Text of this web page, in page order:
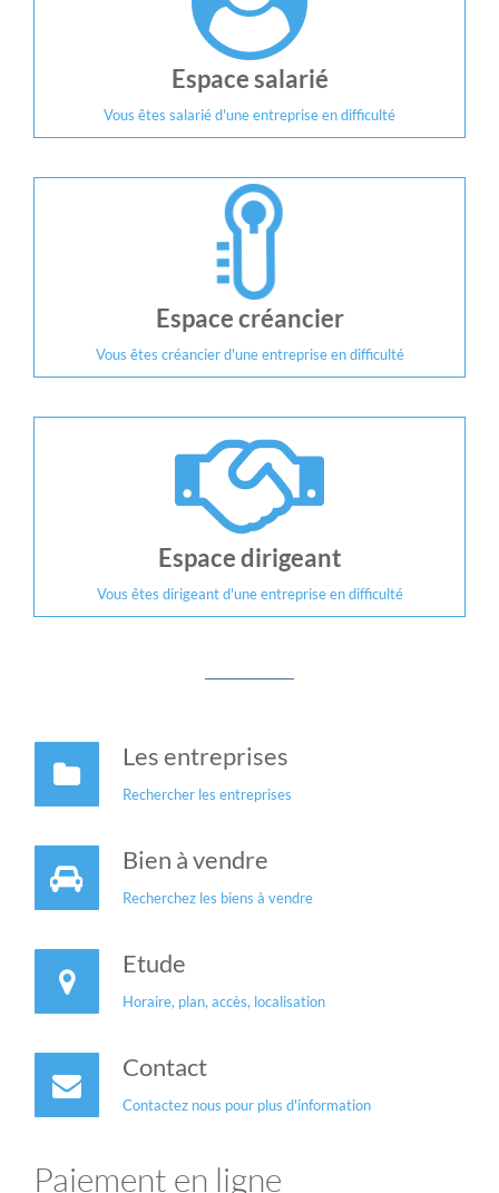
Espace salarié
Vous êtes salarié d'une entreprise en difficulté
Espace créancier
Vous êtes créancier d'une entreprise en difficulté
Espace dirigeant
Vous êtes dirigeant d'une entreprise en difficulté
Les entreprises
Rechercher les entreprises
Bien à vendre
Recherchez les biens à vendre
Etude
Horaire, plan, accès, localisation
Contact
Contactez nous pour plus d'information
Paiement en ligne